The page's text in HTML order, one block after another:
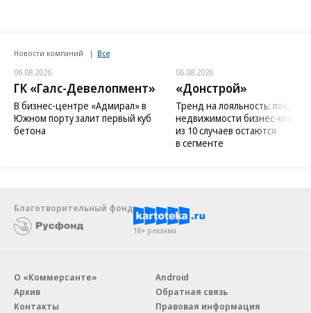
Новости компаний Все
06.08.2026
ГК «Галс-Девелопмент»
В бизнес-центре «Адмирал» в
Южном порту залит первый куб
бетона
06.08.2026
«Донстрой»
Тренд на лояльность:
недвижимости бизнес-класса
из 10 случаев остаются
в сегменте
Благотворительный фонд
18+ реклама
О «Коммерсанте»
Архив
Контакты
Android
Обратная связь
Правовая информация